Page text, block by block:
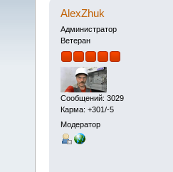
43164 раз)
AlexZhuk
Администратор
Ветеран
Сообщений: 3029
Карма: +301/-5
Модератор